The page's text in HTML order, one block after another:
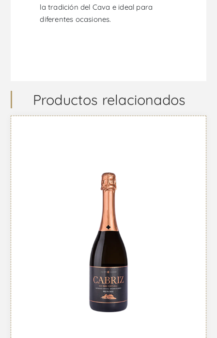
la tradición del Cava e ideal para
diferentes ocasiones.
Productos relacionados